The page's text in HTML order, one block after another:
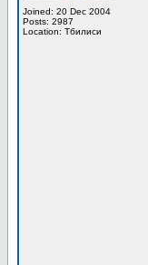
Joined: 20 Dec 2004
Posts: 2987
Location: Тбилиси